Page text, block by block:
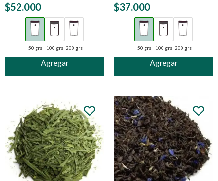
$52.000
Agregar
50 grs 100 grs 200 grs
$37.000
Agregar
50 grs 100 grs 200 grs